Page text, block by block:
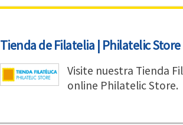
Tienda de Filatelia | Philatelic Store
Visite nuestra Tienda
online Philatelic Store.